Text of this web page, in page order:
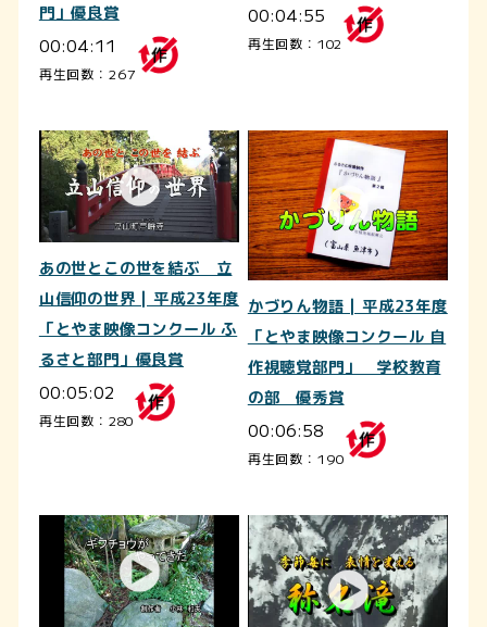
門」優良賞
00:04:11
再生回数：267
00:04:55
再生回数：102
あの世とこの世を結ぶ 立
山信仰の世界 | 平成23年度
「とやま映像コンクール ふ
るさと部門」優良賞
00:05:02
再生回数：280
かづりん物語 | 平成23年度
「とやま映像コンクール 自
作視聴覚部門」 学校教育
の部 優秀賞
00:06:58
再生回数：190